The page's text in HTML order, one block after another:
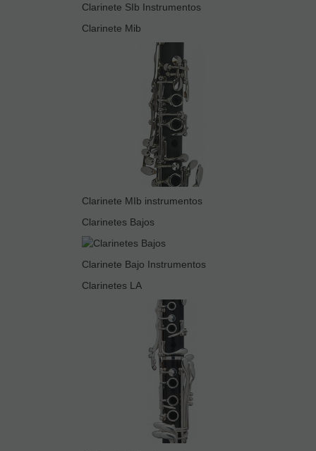
Clarinete SIb Instrumentos
Clarinete Mib
Clarinete MIb instrumentos
Clarinetes Bajos
Clarinete Bajo Instrumentos
Clarinetes LA